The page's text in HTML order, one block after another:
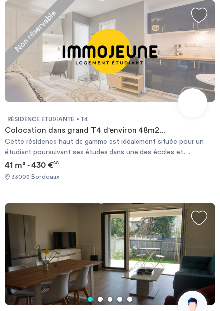
laverie ainsi qu'un parking. Chauffage individuel.
Non réservable
RÉSIDENCE ÉTUDIANTE T4
Colocation dans grand T4 d'environ 48m2...
Cette résidence haut de gamme est idéalement située pour un
étudiant poursuivant ses études dans une des écoles et
universités prestigieuses bordelaises. A proximité du centre-ville,
des commerces et transports en commun, la résidence Bassins à
flot dispose d'un large panel de logements étudiants du T1 ou T5,
41 m² - 430 €CC
33000 Bordeaux